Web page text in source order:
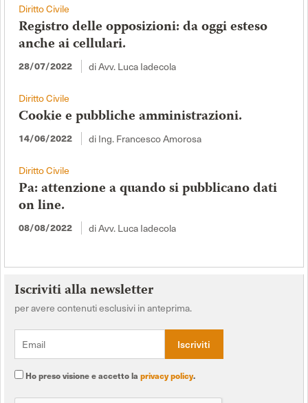
Diritto Civile
Registro delle opposizioni: da oggi esteso
anche ai cellulari.
28/07/2022 di Avv. Luca Iadecola
Diritto Civile
Cookie e pubbliche amministrazioni.
14/06/2022 di Ing. Francesco Amorosa
Diritto Civile
Pa: attenzione a quando si pubblicano dati
on line.
08/08/2022 di Avv. Luca Iadecola
Iscriviti alla newsletter
per avere contenuti esclusivi in anteprima.
Ho preso visione e accetto la privacy policy.